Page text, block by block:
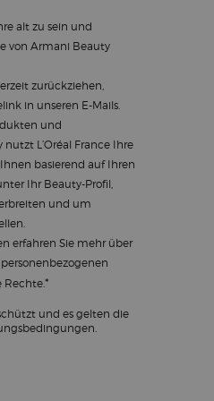
alt zu sein und
von Armani Beauty
zurückziehen,
in unseren E-Mails.
und
L’Oréal France Ihre
basierend auf Ihren
Ihr Beauty-Profil,
und um
erfahren Sie mehr über
Rechte.*
und es gelten die